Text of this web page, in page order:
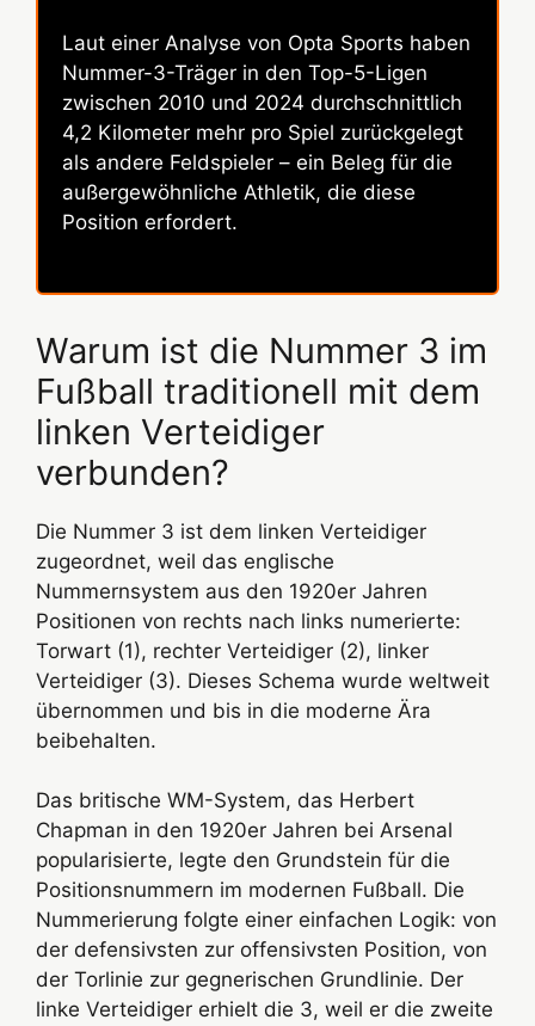
Laut einer Analyse von Opta Sports haben
Nummer-3-Träger in den Top-5-Ligen
zwischen 2010 und 2024 durchschnittlich
4,2 Kilometer mehr pro Spiel zurückgelegt
als andere Feldspieler – ein Beleg für die
außergewöhnliche Athletik, die diese
Position erfordert.
Warum ist die Nummer 3 im
Fußball traditionell mit dem
linken Verteidiger
verbunden?
Die Nummer 3 ist dem linken Verteidiger
zugeordnet, weil das englische
Nummernsystem aus den 1920er Jahren
Positionen von rechts nach links numerierte:
Torwart (1), rechter Verteidiger (2), linker
Verteidiger (3). Dieses Schema wurde weltweit
übernommen und bis in die moderne Ära
beibehalten.
Das britische WM-System, das Herbert
Chapman in den 1920er Jahren bei Arsenal
popularisierte, legte den Grundstein für die
Positionsnummern im modernen Fußball. Die
Nummerierung folgte einer einfachen Logik: von
der defensivsten zur offensivsten Position, von
der Torlinie zur gegnerischen Grundlinie. Der
linke Verteidiger erhielt die 3, weil er die zweite